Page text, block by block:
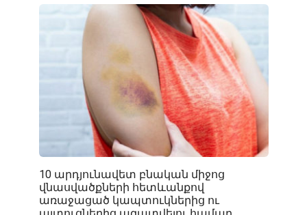
10 արդյունավետ բնական միջոց
վնասվածքների հետևանքով
առաջացած կապտուկներից ու